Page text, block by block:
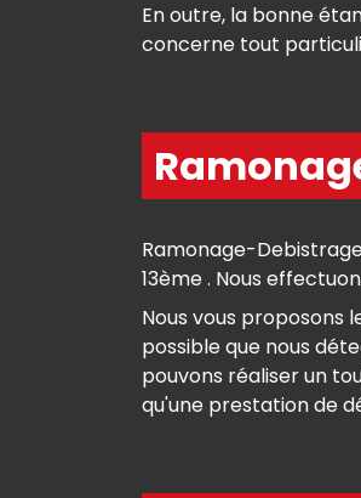
En outre, la bonne
concerne tout
Ramonage-
13ème . Nous
Nous vous proposons
possible que nous
pouvons réaliser un
qu'une prestation de